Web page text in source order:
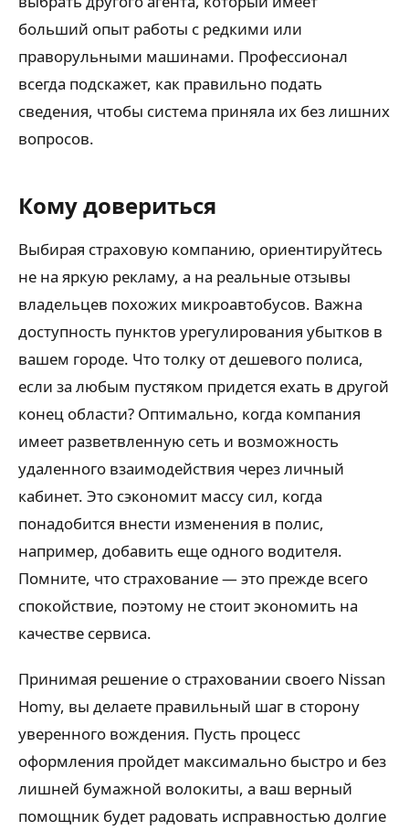
больший опыт работы с редкими или
праворульными машинами. Профессионал
всегда подскажет, как правильно подать
сведения, чтобы система приняла их без лишних
вопросов.
Кому довериться
Выбирая страховую компанию, ориентируйтесь
не на яркую рекламу, а на реальные отзывы
владельцев похожих микроавтобусов. Важна
доступность пунктов урегулирования убытков в
вашем городе. Что толку от дешевого полиса,
если за любым пустяком придется ехать в другой
конец области? Оптимально, когда компания
имеет разветвленную сеть и возможность
удаленного взаимодействия через личный
кабинет. Это сэкономит массу сил, когда
понадобится внести изменения в полис,
например, добавить еще одного водителя.
Помните, что страхование — это прежде всего
спокойствие, поэтому не стоит экономить на
качестве сервиса.
Принимая решение о страховании своего Nissan
Homy, вы делаете правильный шаг в сторону
уверенного вождения. Пусть процесс
оформления пройдет максимально быстро и без
лишней бумажной волокиты, а ваш верный
помощник будет радовать исправностью долгие